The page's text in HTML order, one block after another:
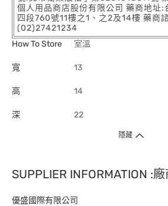
個人用品商店股份有限公司 藥商地址:
四段760號11樓之1、之2及14樓 藥商
(02)27421234
How To Store
室溫
寬 13
高 14
深 22
隱藏
SUPPLIER INFORMATION :
優盛國際有限公司